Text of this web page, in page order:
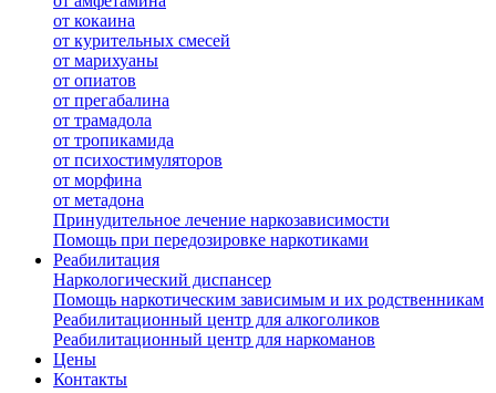
от кокаина
от курительных смесей
от марихуаны
от опиатов
от прегабалина
от трамадола
от тропикамида
от психостимуляторов
от морфина
от метадона
Принудительное лечение наркозависимости
Помощь при передозировке наркотиками
Реабилитация
Наркологический диспансер
Помощь наркотическим зависимым и их родственникам
Реабилитационный центр для алкоголиков
Реабилитационный центр для наркоманов
Цены
Контакты